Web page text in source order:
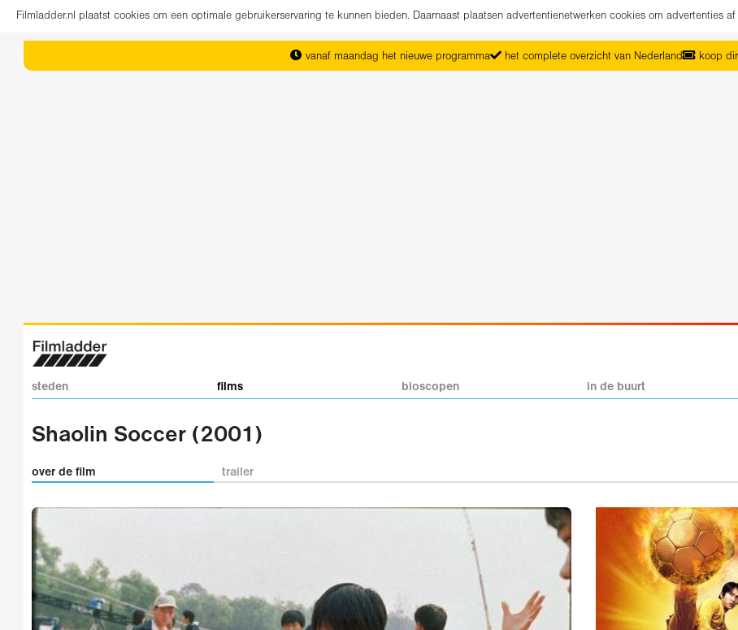
Filmladder.nl plaatst cookies om een optimale gebruikerservaring te kunnen bieden. Daarnaast plaatsen advertentienetwerken cookies om advertenties
vanaf maandag het nieuwe programma het complete overzicht van Nederland koop
steden films bioscopen in de buurt
Shaolin Soccer (2001)
over de film trailer